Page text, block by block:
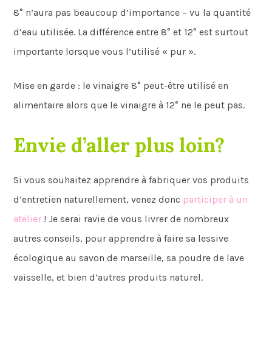
8° n’aura pas beaucoup d’importance – vu la quantité
d’eau utilisée. La différence entre 8° et 12° est surtout
importante lorsque vous l’utilisé « pur ».
Mise en garde : le vinaigre 8° peut-être utilisé en
alimentaire alors que le vinaigre à 12° ne le peut pas.
Envie d’aller plus loin?
Si vous souhaitez apprendre à fabriquer vos produits
d’entretien naturellement, venez donc participer à un
atelier ! Je serai ravie de vous livrer de nombreux
autres conseils, pour apprendre à faire sa lessive
écologique au savon de marseille, sa poudre de lave
vaisselle, et bien d’autres produits naturel.